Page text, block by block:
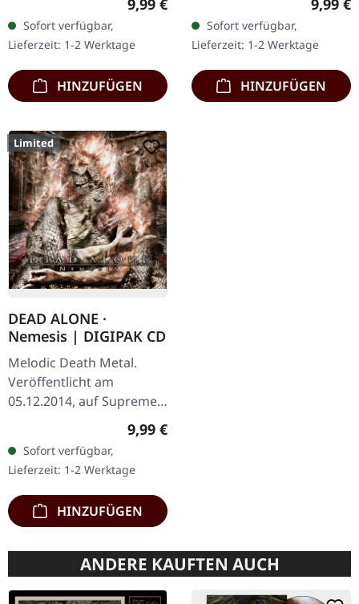
Erstauflage als DigiPak!
Kristian "Kohle"
Kohlmannslehner,…
9,99 €
Sofort verfügbar,
Lieferzeit: 1-2 Werktage
HINZUFÜGEN
Auflage als CD im DigiPak.
Aus den schweizer
Bergen steigen…
9,99 €
Sofort verfügbar,
Lieferzeit: 1-2 Werktage
HINZUFÜGEN
Limited
DEAD ALONE ·
Nemesis | DIGIPAK CD
Melodic Death Metal.
Veröffentlicht am
05.12.2014, auf Supreme
Chaos Records. Limitierte
DigiPak-Auflage, auf nur
100 Exemplare limitiert!
Mit…
Regulärer Preis:
9,99 €
Sofort verfügbar,
Lieferzeit: 1-2 Werktage
HINZUFÜGEN
ANDERE KAUFTEN AUCH